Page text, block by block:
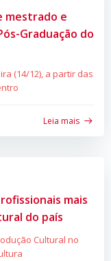
mestrado e
Graduação do
(14/12), a partir das
Leia mais
mais
do país
Cultural no